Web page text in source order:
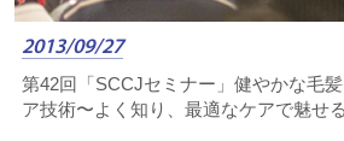
2013/09/27
第42回「SCCJセミナー」健やかな毛
ア技術〜よく知り、最適なケアで魅せ